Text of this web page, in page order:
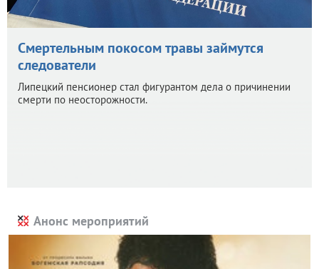
Смертельным покосом травы займутся
следователи
Липецкий пенсионер стал фигурантом дела о причинении
смерти по неосторожности.
Анонс мероприятий